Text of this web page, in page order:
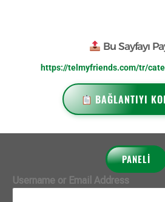
Bu Sayfayı
https://telmyfriends.com/tr/
BAĞLANTIYI
PANELİ
Username or Email Address